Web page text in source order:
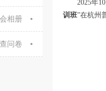
相册
问卷
2025年
训班”在杭州